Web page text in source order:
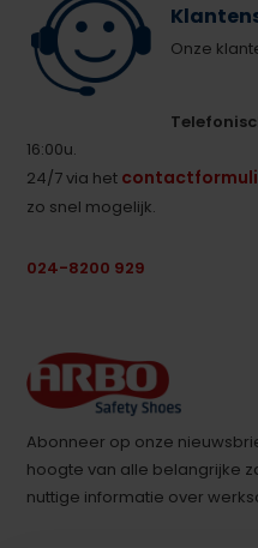
Onze
16:00u.
24/7 via het
zo snel mogelijk.
024-8200 929
Abonneer op onze
hoogte van alle belangrijke
nuttige informatie over